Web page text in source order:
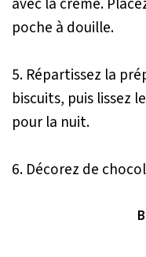
poche à douille.
5. Répartissez la
biscuits, puis lissez
pour la nuit.
6. Décorez de